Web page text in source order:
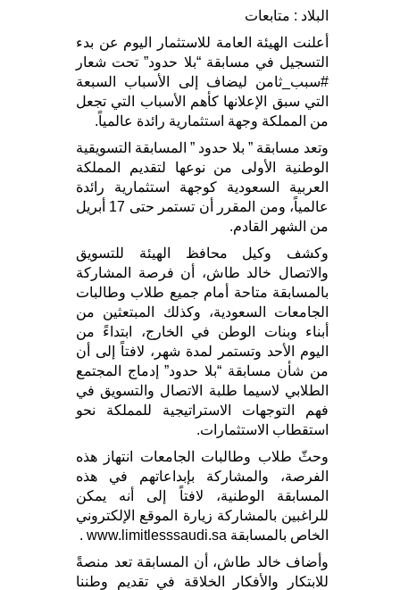
البلاد : متابعات
أعلنت الهيئة العامة للاستثمار اليوم عن بدء
التسجيل في مسابقة “بلا حدود” تحت شعار
#سبب_ثامن ليضاف إلى الأسباب السبعة
التي سبق الإعلانها كأهم الأسباب التي تجعل
من المملكة وجهة استثمارية رائدة عالمياً.
وتعد مسابقة ” بلا حدود ” المسابقة التسويقية
الوطنية الأولى من نوعها لتقديم المملكة
العربية السعودية كوجهة استثمارية رائدة
عالمياً، ومن المقرر أن تستمر حتى 17 أبريل
من الشهر القادم.
وكشف وكيل محافظ الهيئة للتسويق
والاتصال خالد طاش، أن فرصة المشاركة
بالمسابقة متاحة أمام جميع طلاب وطالبات
الجامعات السعودية، وكذلك المبتعثين من
أبناء وبنات الوطن في الخارج، ابتداءً من
اليوم الأحد وتستمر لمدة شهر، لافتاً إلى أن
من شأن مسابقة “بلا حدود” إدماج المجتمع
الطلابي لاسيما طلبة الاتصال والتسويق في
فهم التوجهات الاستراتيجية للمملكة نحو
استقطاب الاستثمارات.
وحثّ طلاب وطالبات الجامعات انتهاز هذه
الفرصة، والمشاركة بإبداعاتهم في هذه
المسابقة الوطنية، لافتاً إلى أنه يمكن
للراغبين بالمشاركة زيارة الموقع الإلكتروني
الخاص بالمسابقة www.limitlesssaudi.sa .
وأضاف خالد طاش، أن المسابقة تعد منصةً
للابتكار والأفكار الخلاقة في تقديم وطننا